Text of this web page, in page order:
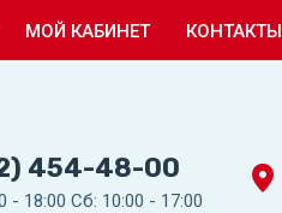
МОЙ КАБИНЕТ КОНТАКТЫ
454-48-00
- 18:00 Сб: 10:00 - 17:00